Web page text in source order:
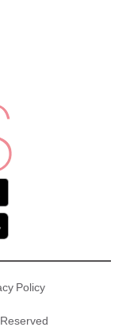
Policy